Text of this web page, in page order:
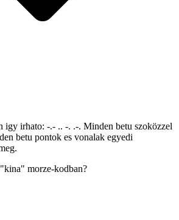
igy irhato: -.- .. -. .-. Minden betu szoközzel
betu pontok es vonalak egyedi
morze-kodban?